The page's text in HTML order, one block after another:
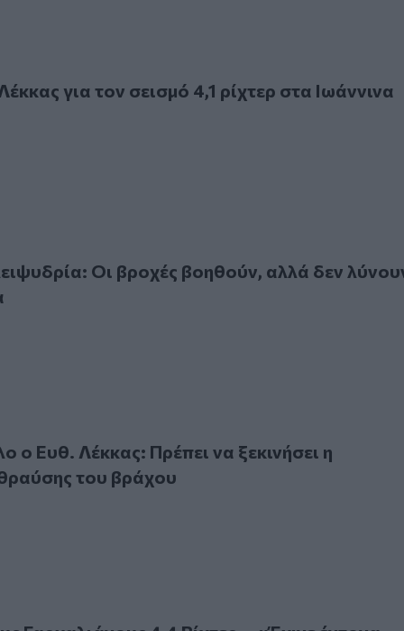
για τον σεισμό 4,1 ρίχτερ στα Ιωάννινα
για τον σεισμό 4,1 ρίχτερ στα Ιωάννινα
Οι βροχές βοηθούν, αλλά δεν λύνουν το πρόβλημα
Οι βροχές βοηθούν, αλλά δεν
Λέκκας: Πρέπει να ξεκινήσει η διαδικασία θραύσης του
ο Ευθ. Λέκκας: Πρέπει να ξεκινήσει η
του βράχου
4,4 Ρίχτερ – «Έγινε έντονα αισθητός», λέει ο